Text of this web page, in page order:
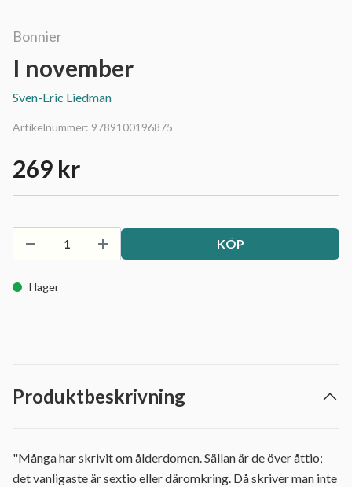
Bonnier
I november
Sven-Eric Liedman
Artikelnummer: 9789100196875
269 kr
KÖP
I lager
Produktbeskrivning
"Många har skrivit om ålderdomen. Sällan är de över åttio;
det vanligaste är sextio eller däromkring. Då skriver man inte